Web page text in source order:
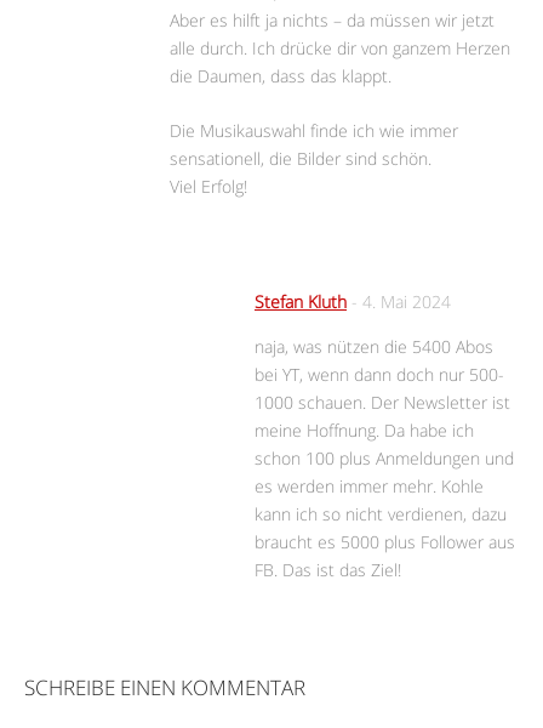
Aber es hilft ja nichts – da müssen wir jetzt
alle durch. Ich drücke dir von ganzem Herzen
die Daumen, dass das klappt.
Die Musikauswahl finde ich wie immer
sensationell, die Bilder sind schön.
Viel Erfolg!
Stefan Kluth - 4. Mai 2024
naja, was nützen die 5400 Abos
bei YT, wenn dann doch nur 500-
1000 schauen. Der Newsletter ist
meine Hoffnung. Da habe ich
schon 100 plus Anmeldungen und
es werden immer mehr. Kohle
kann ich so nicht verdienen, dazu
braucht es 5000 plus Follower aus
FB. Das ist das Ziel!
SCHREIBE EINEN KOMMENTAR